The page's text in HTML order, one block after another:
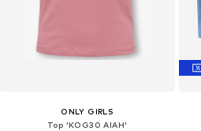
ONLY GIRLS
Top 'KOG30 AIAH'